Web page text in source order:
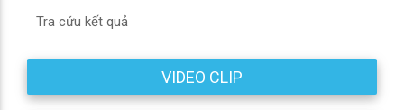
Tra cứu kết quả
VIDEO CLIP